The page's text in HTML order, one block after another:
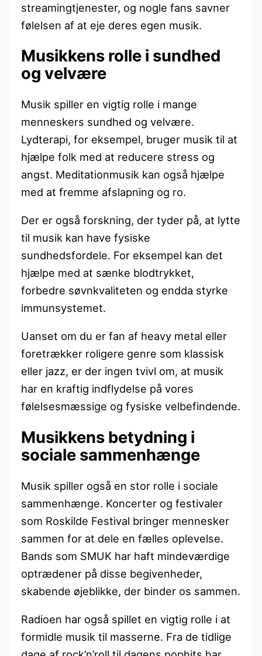
streamingtjenester, og nogle fans savner
følelsen af at eje deres egen musik.
Musikkens rolle i sundhed
og velvære
Musik spiller en vigtig rolle i mange
menneskers sundhed og velvære.
Lydterapi, for eksempel, bruger musik til at
hjælpe folk med at reducere stress og
angst. Meditationmusik kan også hjælpe
med at fremme afslapning og ro.
Der er også forskning, der tyder på, at lytte
til musik kan have fysiske
sundhedsfordele. For eksempel kan det
hjælpe med at sænke blodtrykket,
forbedre søvnkvaliteten og endda styrke
immunsystemet.
Uanset om du er fan af heavy metal eller
foretrækker roligere genre som klassisk
eller jazz, er der ingen tvivl om, at musik
har en kraftig indflydelse på vores
følelsesmæssige og fysiske velbefindende.
Musikkens betydning i
sociale sammenhænge
Musik spiller også en stor rolle i sociale
sammenhænge. Koncerter og festivaler
som Roskilde Festival bringer mennesker
sammen for at dele en fælles oplevelse.
Bands som SMUK har haft mindeværdige
optrædener på disse begivenheder,
skabende øjeblikke, der binder os sammen.
Radioen har også spillet en vigtig rolle i at
formidle musik til masserne. Fra de tidlige